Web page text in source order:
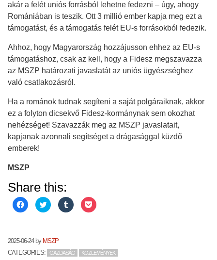
akár a felét uniós forrásból lehetne fedezni – úgy, ahogy
Romániában is teszik. Ott 3 millió ember kapja meg ezt a
támogatást, és a támogatás felét EU-s forrásokból fedezik.
Ahhoz, hogy Magyarország hozzájusson ehhez az EU-s
támogatáshoz, csak az kell, hogy a Fidesz megszavazza
az MSZP határozati javaslatát az uniós ügyészséghez
való csatlakozásról.
Ha a románok tudnak segíteni a saját polgáraiknak, akkor
ez a folyton dicsekvő Fidesz-kormánynak sem okozhat
nehézséget! Szavazzák meg az MSZP javaslatait,
kapjanak azonnali segítséget a drágasággal küzdő
emberek!
MSZP
Share this:
Click
to
share
in
new
window)
Click
to
share
in
new
window)
Click
to
share
window)
Click
to
window)
2025-06-24by MSZP
CATEGORIES:
GAZDASÁG KÖZLEMÉNYEK